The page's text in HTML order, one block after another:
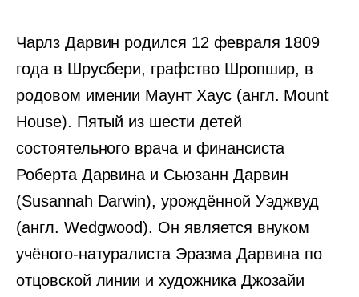
Чарлз Дарвин родился 12 февраля 1809
года в Шрусбери, графство Шропшир, в
родовом имении Маунт Хаус (англ. Mount
House). Пятый из шести детей
состоятельного врача и финансиста
Роберта Дарвина и Сьюзанн Дарвин
(Susannah Darwin), урождённой Уэджвуд
(англ. Wedgwood). Он является внуком
учёного-натуралиста Эразма Дарвина по
отцовской линии и художника Джозайи